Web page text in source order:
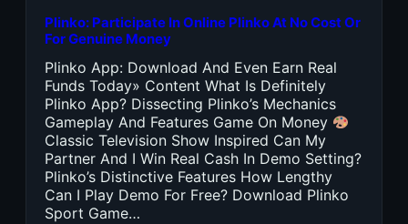
Plinko: Participate In Online Plinko At No Cost Or
For Genuine Money
Plinko App: Download And Even Earn Real
Funds Today» Content What Is Definitely
Plinko App? Dissecting Plinko’s Mechanics
Gameplay And Features Game On Money
Classic Television Show Inspired Can My
Partner And I Win Real Cash In Demo Setting?
Plinko’s Distinctive Features How Lengthy
Can I Play Demo For Free? Download Plinko
Sport Game…